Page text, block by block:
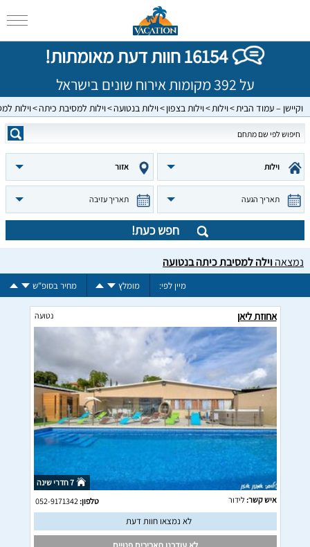
16154 חוות דעת מאומתות!
על 392 מקומות אירוח שונים בישראל
וקיישן – עמוד הבית וילות וילות בצפון וילות בנטועה וילות למסיבת כיתה וילות
וילות אזור
תאריך הגעה תאריך עזיבה
חפש כעת!
נמצאהוילה למסיבת כיתה בנטועה
מיין לפי: מומלץ מחיר בסופ"ש
אחוזת ליאן נטועה
7 חדרי שינה
איש קשר:לידור טלפון:
לא נמצאו חוות דעת